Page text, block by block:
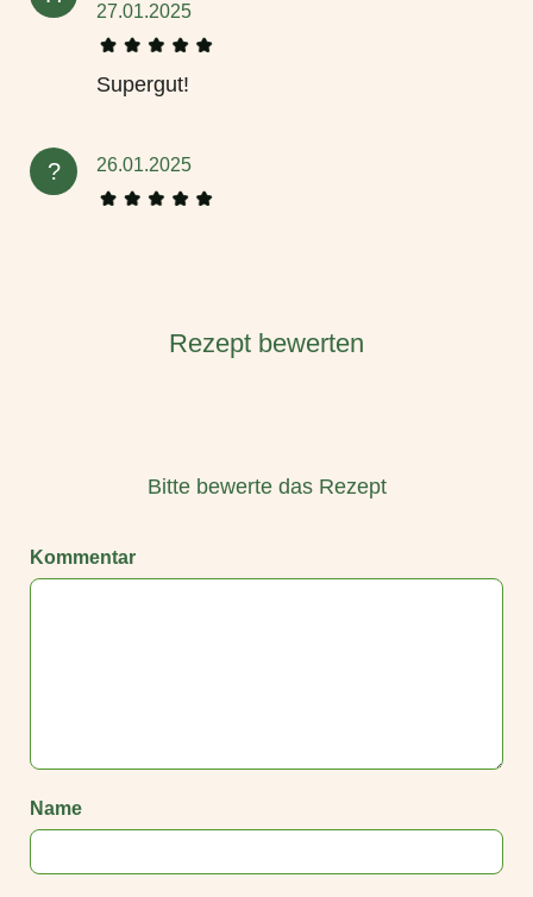
27.01.2025
Supergut!
? 26.01.2025
Rezept bewerten
Bitte bewerte das Rezept
Kommentar
Name